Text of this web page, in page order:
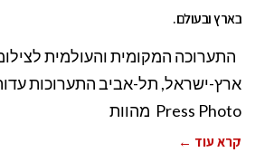
בארץ ובעולם.
התערוכה המקומית והעולמית
Press Photo מהוות
קרא עוד ←